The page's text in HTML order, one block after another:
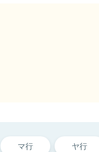
マ行 ヤ行